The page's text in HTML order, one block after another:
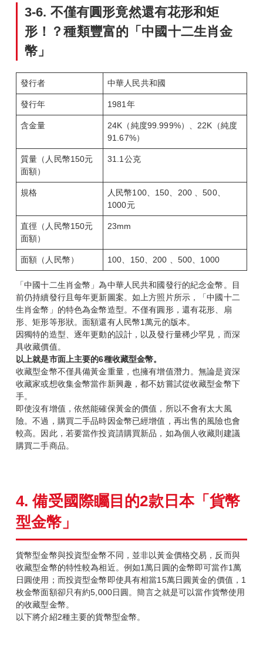
3-6. 不僅有圓形竟然還有花形和矩
形！？種類豐富的「中國十二生肖金
幣」
發行者 中華人民共和國
發行年 1981年
含金量
24K（純度99.999%）、22K（純度
91.67%）
質量（人民幣150元
面額）
31.1公克
規格
人民幣100、150、200 、500、
1000元
直徑（人民幣150元
面額）
23mm
面額（人民幣） 100、150、200 、500、1000
「中國十二生肖金幣」為中華人民共和國發行的紀念金幣。目
前仍持續發行且每年更新圖案。如上方照片所示，「中國十二
生肖金幣」的特色為金幣造型。不僅有圓形，還有花形、扇
形、矩形等形狀。面額還有人民幣1萬元的版本。
因獨特的造型、逐年更動的設計，以及發行量稀少罕見，而深
具收藏價值。
以上就是市面上主要的6種收藏型金幣。
收藏型金幣不僅具備黃金重量，也擁有增值潛力。無論是資深
收藏家或想收集金幣當作新興趣，都不妨嘗試從收藏型金幣下
手。
即使沒有增值，依然能確保黃金的價值，所以不會有太大風
險。不過，購買二手品時因金幣已經增值，再出售的風險也會
較高。因此，若要當作投資請購買新品，如為個人收藏則建議
購買二手商品。
4.備受國際矚目的2款日本「貨幣
型金幣」
貨幣型金幣與投資型金幣不同，並非以黃金價格交易，反而與
收藏型金幣的特性較為相近。例如1萬日圓的金幣即可當作1萬
日圓使用；而投資型金幣即使具有相當15萬日圓黃金的價值，1
枚金幣面額卻只有約5,000日圓。簡言之就是可以當作貨幣使用
的收藏型金幣。
以下將介紹2種主要的貨幣型金幣。